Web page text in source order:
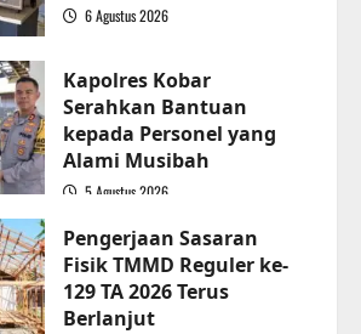
6 Agustus 2026
Kapolres Kobar
Serahkan Bantuan
kepada Personel yang
Alami Musibah
5 Agustus 2026
Pengerjaan Sasaran
Fisik TMMD Reguler ke-
129 TA 2026 Terus
Berlanjut